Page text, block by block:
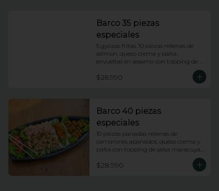
Barco 35 piezas
especiales
5 gyozas fritas. 10 piezas rellenas de
salmon, queso crema y palta,
envueltas en sesamo con topping de
piezas apanadas rellenas de pollo,
queso crema, platano frito y cebollin
kanikama apanada y palta, envueltas
en ciboulette con topping de ceviche
de salmon e hilos de camote.
$26.990
Barco 40 piezas
especiales
10 piezas panadas rellenas de
camarones apanados, queso crema y
palta con topping de salsa maracuya.
apanados, queso crema y palta
envueltas en ciboulette con topping de
$28.990